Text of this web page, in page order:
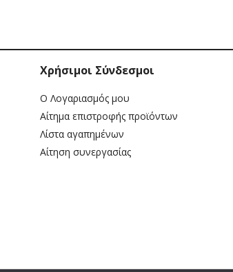
Χρήσιμοι Σύνδεσμοι
Ο Λογαριασμός μου
Αίτημα επιστροφής προϊόντων
Λίστα αγαπημένων
Αίτηση συνεργασίας